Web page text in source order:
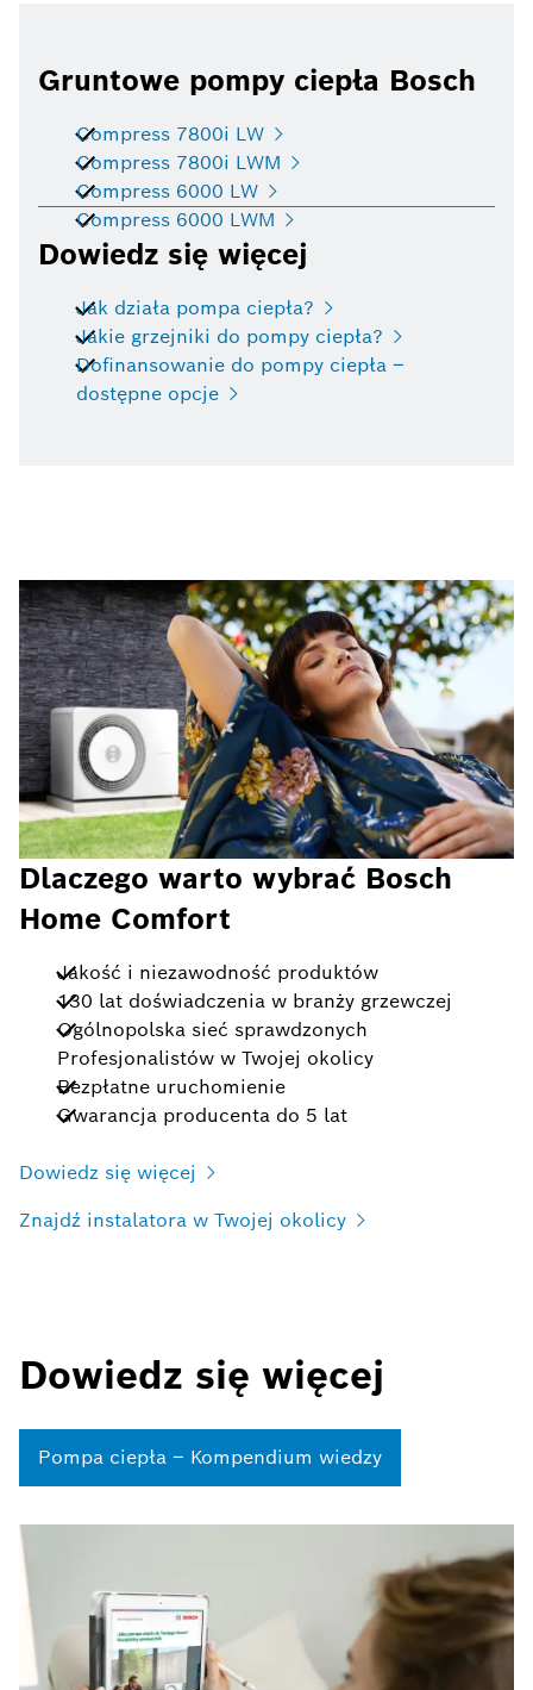
Gruntowe pompy ciepła Bosch
Compress 7800i LW
Compress 7800i LWM
Compress 6000 LW
Compress 6000 LWM
Dowiedz się więcej
Jak działa pompa ciepła?
Jakie grzejniki do pompy ciepła?
Dofinansowanie do pompy ciepła –
dostępne opcje
Dlaczego warto wybrać Bosch
Home Comfort
Jakość i niezawodność produktów
130 lat doświadczenia w branży grzewczej
Ogólnopolska sieć sprawdzonych
Profesjonalistów w Twojej okolicy
Bezpłatne uruchomienie
Gwarancja producenta do 5 lat
Dowiedz się więcej
Znajdź instalatora w Twojej okolicy
Dowiedz się więcej
Pompa ciepła – Kompendium wiedzy